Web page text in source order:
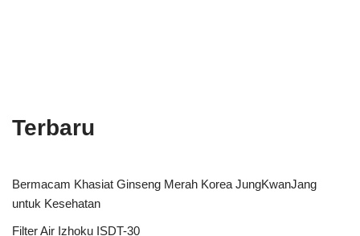
Terbaru
Bermacam Khasiat Ginseng Merah Korea JungKwanJang
untuk Kesehatan
Filter Air Izhoku ISDT-30